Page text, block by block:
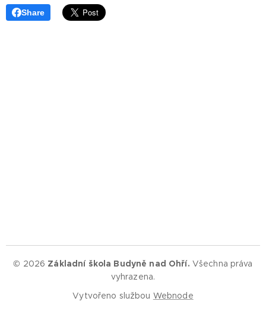
Share
© 2026 Základní škola Budyně nad Ohří. Všechna práva
vyhrazena.
Vytvořeno službou Webnode